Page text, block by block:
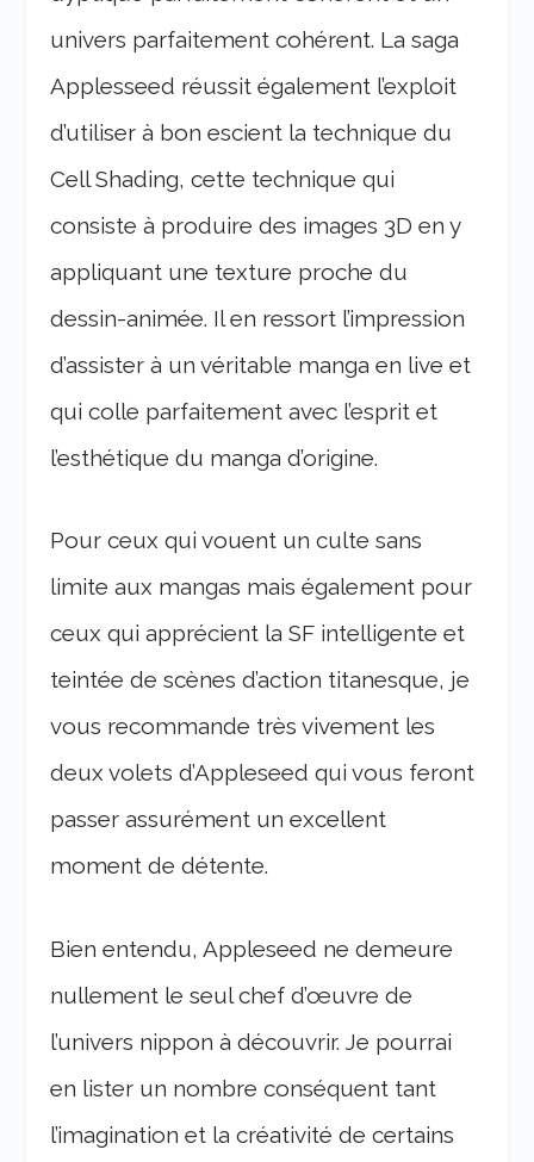
univers parfaitement cohérent. La saga
Applesseed réussit également l’exploit
d’utiliser à bon escient la technique du
Cell Shading, cette technique qui
consiste à produire des images 3D en y
appliquant une texture proche du
dessin-animée. Il en ressort l’impression
d’assister à un véritable manga en live et
qui colle parfaitement avec l’esprit et
l’esthétique du manga d’origine.
Pour ceux qui vouent un culte sans
limite aux mangas mais également pour
ceux qui apprécient la SF intelligente et
teintée de scènes d’action titanesque, je
vous recommande très vivement les
deux volets d’Appleseed qui vous feront
passer assurément un excellent
moment de détente.
Bien entendu, Appleseed ne demeure
nullement le seul chef d’œuvre de
l’univers nippon à découvrir. Je pourrai
en lister un nombre conséquent tant
l’imagination et la créativité de certains